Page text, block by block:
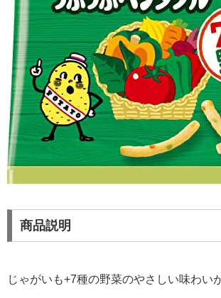
商品説明
じゃがいも+7種の野菜のやさしい味わい